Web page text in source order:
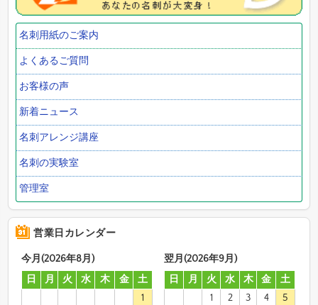
名刺用紙のご案内
よくあるご質問
お客様の声
新着ニュース
名刺アレンジ講座
名刺の実験室
管理室
営業日カレンダー
今月(2026年8月)
日
月 火 水 木 金
土
1
翌月(2026年9月)
日
月 火 水 木 金
土
1
2 3 4
5